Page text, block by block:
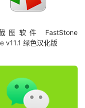
图软件 FastStone
v11.1 绿色汉化版